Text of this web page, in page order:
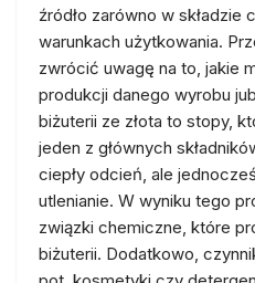
źródło zarówno w składzie
warunkach użytkowania.
zwrócić uwagę na to, jakie
produkcji danego wyrobu
biżuterii ze złota to stopy,
jeden z głównych
ciepły odcień, ale
utlenianie. W wyniku tego
związki chemiczne, które
biżuterii. Dodatkowo,